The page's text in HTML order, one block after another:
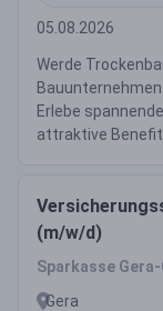
05.08.2026
Werde
Erlebe
attraktive
(m/w/d)
Sparkasse
Gera